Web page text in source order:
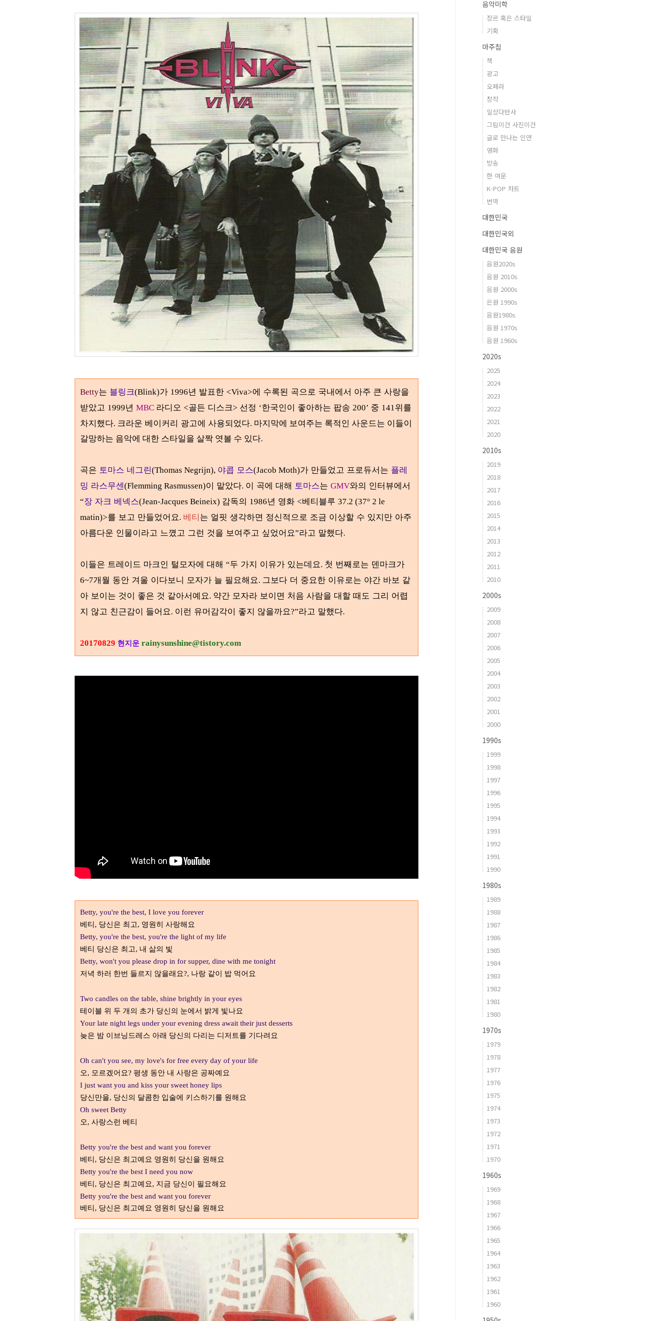
Betty는 블링크(Blink)가 1996년 발표한 <Viva>에 수록된 곡으로 국내에서 아주 큰 사랑을
받았고 1999년 MBC 라디오 <골든 디스크> 선정 ‘한국인이 좋아하는 팝송 200’ 중 141위를
차지했다. 크라운 베이커리 광고에 사용되었다. 마지막에 보여주는 록적인 사운드는 이들이
갈망하는 음악에 대한 스타일을 살짝 엿볼 수 있다.
곡은 토마스 네그린(Thomas Negrijn), 야콥 모스(Jacob Moth)가 만들었고 프로듀서는 플레
밍 라스무센(Flemming Rasmussen)이 맡았다. 이 곡에 대해 토마스는 GMV와의 인터뷰에서
“장 자크 베넥스(Jean-Jacques Beineix) 감독의 1986년 영화 <베티블루 37.2 (37° 2 le
matin)>를 보고 만들었어요. 베티는 얼핏 생각하면 정신적으로 조금 이상할 수 있지만 아주
아름다운 인물이라고 느꼈고 그런 것을 보여주고 싶었어요”라고 말했다.
이들은 트레이드 마크인 털모자에 대해 “두 가지 이유가 있는데요. 첫 번째로는 덴마크가
6~7개월 동안 겨울 이다보니 모자가 늘 필요해요. 그보다 더 중요한 이유로는 야간 바보 같
아 보이는 것이 좋은 것 같아서예요. 약간 모자라 보이면 처음 사람을 대할 때도 그리 어렵
지 않고 친근감이 들어요. 이런 유머감각이 좋지 않을까요?”라고 말했다.
20170829 현지운 rainysunshine@tistory.com
Betty, you're the best, I love you forever
베티, 당신은 최고, 영원히 사랑해요
Betty, you're the best, you're the light of my life
베티 당신은 최고, 내 삶의 빛
Betty, won't you please drop in for supper, dine with me tonight
저녁 하러 한번 들르지 않을래요?, 나랑 같이 밥 먹어요
Two candles on the table, shine brightly in your eyes
테이블 위 두 개의 초가 당신의 눈에서 밝게 빛나요
Your late night legs under your evening dress await their just desserts
늦은 밤 이브닝드레스 아래 당신의 다리는 디저트를 기다려요
Oh can't you see, my love's for free every day of your life
오, 모르겠어요? 평생 동안 내 사랑은 공짜예요
I just want you and kiss your sweet honey lips
당신만을, 당신의 달콤한 입술에 키스하기를 원해요
Oh sweet Betty
오, 사랑스런 베티
Betty you're the best and want you forever
베티, 당신은 최고예요 영원히 당신을 원해요
Betty you're the best I need you now
베티, 당신은 최고예요, 지금 당신이 필요해요
Betty you're the best and want you forever
베티, 당신은 최고예요 영원히 당신을 원해요
음악미학
장르 혹은 스타일
기획
마주침
책
광고
오페라
창작
일상다반사
그림이건 사진이건
글로 만나는 인연
영화
방송
한 여운
K-POP 차트
번역
대한민국
대한민국외
대한민국 음원
음원2020s
음원 2010s
음원 2000s
은원 1990s
음원1980s
음원 1970s
음원 1960s
2020s
2025
2024
2023
2022
2021
2020
2010s
2019
2018
2017
2016
2015
2014
2013
2012
2011
2010
2000s
2009
2008
2007
2006
2005
2004
2003
2002
2001
2000
1990s
1999
1998
1997
1996
1995
1994
1993
1992
1991
1990
1980s
1989
1988
1987
1986
1985
1984
1983
1982
1981
1980
1970s
1979
1978
1977
1976
1975
1974
1973
1972
1971
1970
1960s
1969
1968
1967
1966
1965
1964
1963
1962
1961
1960